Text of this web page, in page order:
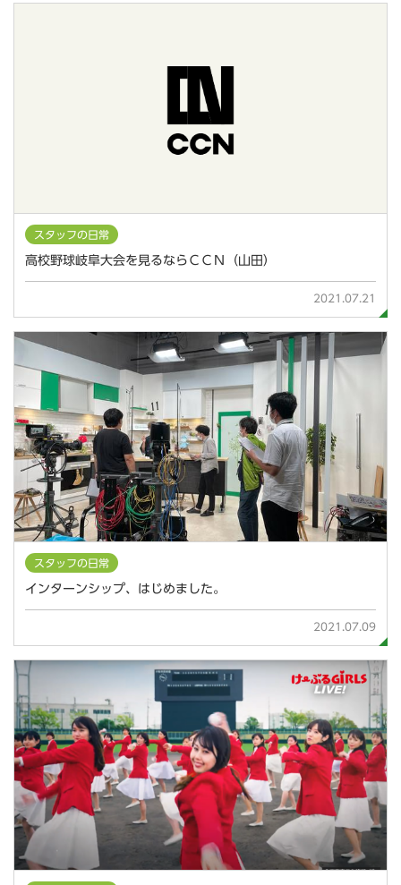
スタッフの日常
高校野球岐阜大会を見るならＣＣＮ（山田）
2021.07.21
スタッフの日常
インターンシップ、はじめました。
2021.07.09